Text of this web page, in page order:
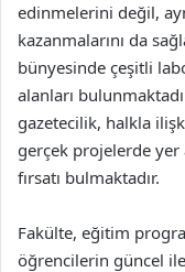
edinmelerini değil,
kazanmalarını da
bünyesinde çeşitli
alanları
gazetecilik, halkla
gerçek projelerde
fırsatı bulmaktadır.
Fakülte, eğitim
öğrencilerin güncel